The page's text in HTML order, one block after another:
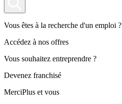
Vous êtes à la recherche d'un emploi ?
Accédez à nos offres
Vous souhaitez entreprendre ?
Devenez franchisé
MerciPlus et vous